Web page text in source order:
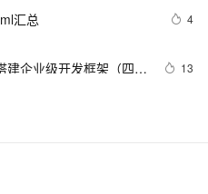
汇总 4
企业级开发框架（四十
13
荣获2019年度金融科技
开发库Tabris